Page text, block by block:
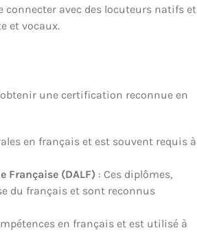
connecter avec des locuteurs natifs et
et vocaux.
une certification reconnue en
en français et est souvent requis à
Française (DALF) : Ces diplômes,
du français et sont reconnus
en français et est utilisé à